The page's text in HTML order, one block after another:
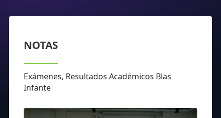
NOTAS
Exámenes, Resultados Académicos Blas
Infante